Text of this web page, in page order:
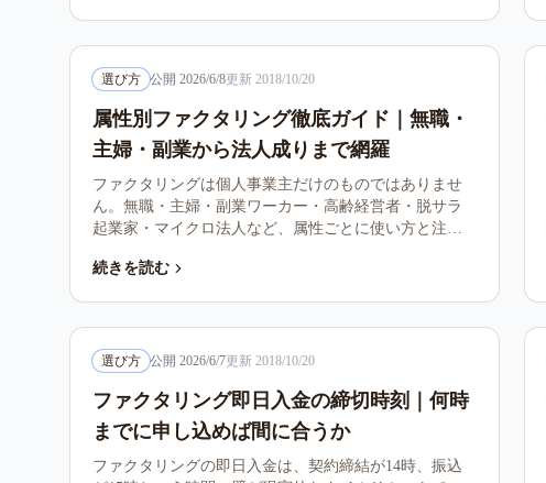
選び方 公開 2026/6/8更新 2018/10/20
属性別ファクタリング徹底ガイド｜無職・
主婦・副業から法人成りまで網羅
ファクタリングは個人事業主だけのものではありませ
ん。無職・主婦・副業ワーカー・高齢経営者・脱サラ
起業家・マイクロ法人など、属性ごとに使い方と注意
ケース別ガイドへの入口を整理します。
続きを読む
選び方 公開 2026/6/7更新 2018/10/20
ファクタリング即日入金の締切時刻｜何時
までに申し込めば間に合うか
ファクタリングの即日入金は、契約締結が14時、振込